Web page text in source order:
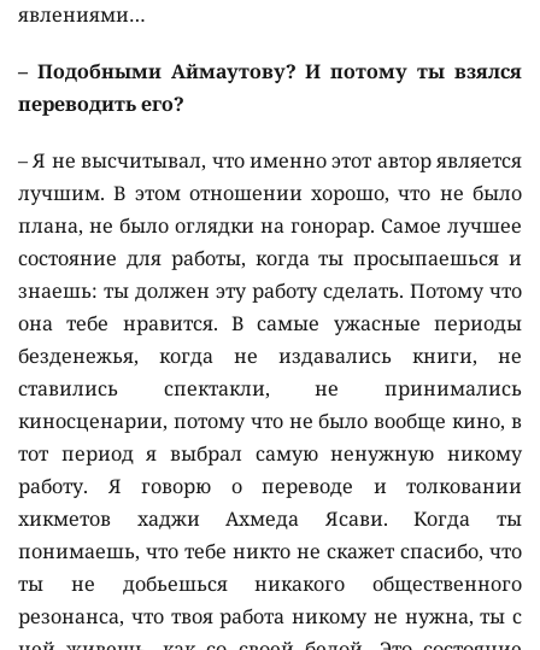
явлениями…
– Подобными Аймаутову? И потому ты взялся
переводить его?
– Я не высчитывал, что именно этот автор является
лучшим. В этом отношении хорошо, что не было
плана, не было оглядки на гонорар. Самое лучшее
состояние для работы, когда ты просыпаешься и
знаешь: ты должен эту работу сделать. Потому что
она тебе нравится. В самые ужасные периоды
безденежья, когда не издавались книги, не
ставились спектакли, не принимались
киносценарии, потому что не было вообще кино, в
тот период я выбрал самую ненужную никому
работу. Я говорю о переводе и толковании
хикметов хаджи Ахмеда Ясави. Когда ты
понимаешь, что тебе никто не скажет спасибо, что
ты не добьешься никакого общественного
резонанса, что твоя работа никому не нужна, ты с